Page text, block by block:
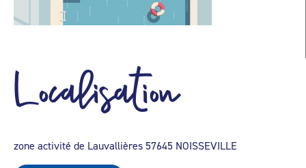
Localisation
zone activité de Lauvallières 57645 NOISSEVILLE